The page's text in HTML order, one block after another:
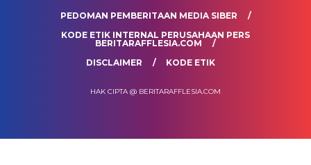
PEDOMAN PEMBERITAAN MEDIA SIBER
KODE ETIK INTERNAL PERUSAHAAN PERS
BERITARAFFLESIA.COM
DISCLAIMER
KODE ETIK
HAK CIPTA @ BERITARAFFLESIA.COM